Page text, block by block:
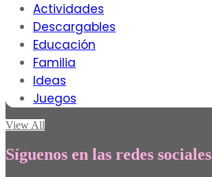
Actividades
Descargables
Educación
Familia
Ideas
Juegos
View All
Síguenos en las redes sociales